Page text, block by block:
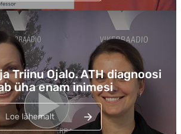
Triinu Ojalo. ATH diagnoosi
üha enam inimesi
Loe lähemalt